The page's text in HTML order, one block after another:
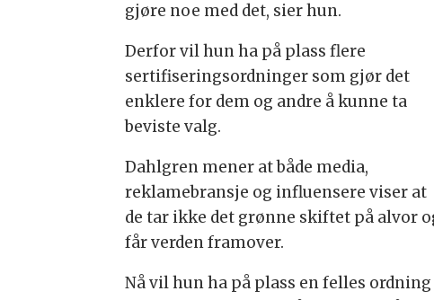
gjøre noe med det, sier hun.
Derfor vil hun ha på plass flere
sertifiseringsordninger som gjør det
enklere for dem og andre å kunne ta
beviste valg.
Dahlgren mener at både media,
reklamebransje og influensere viser at
de tar ikke det grønne skiftet på alvor
får verden framover.
Nå vil hun ha på plass en felles